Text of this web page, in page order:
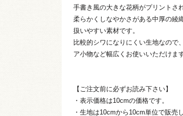
手書き風の大きな花柄がプリントさ
柔らかくしなやかさがある中厚の綾
扱いやすい素材です。
比較的シワになりにくい生地なので
ア小物など幅広くお使いいただけます
【ご注文前に必ずお読み下さい】
・表示価格は10cmの価格です。
・生地は10cmから10cm単位で販売